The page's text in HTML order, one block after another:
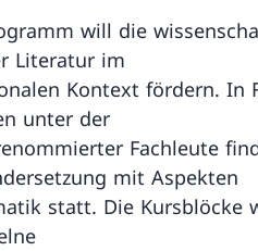
will die
Literatur im
Kontext fördern. In
unter der
Fachleute
mit Aspekten
statt. Die Kursblöcke